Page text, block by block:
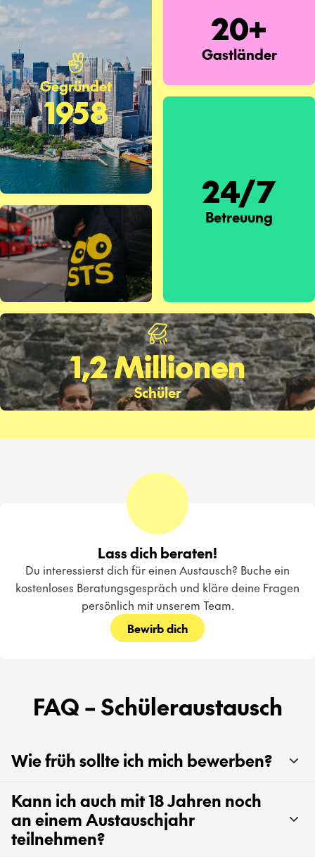
Gegründet
1958
20+
Gastländer
24/7
Betreuung
1,2 Millionen
Schüler
Lass dich beraten!
Du interessierst dich für einen Austausch? Buche ein
kostenloses Beratungsgespräch und kläre deine Fragen
persönlich mit unserem Team.
Bewirb dich
FAQ – Schüleraustausch
Wie früh sollte ich mich bewerben?
Kann ich auch mit 18 Jahren noch
an einem Austauschjahr
teilnehmen?